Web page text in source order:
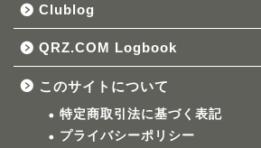
Clublog
QRZ.COM Logbook
このサイトについて
特定商取引法に基づく表記
プライバシーポリシー